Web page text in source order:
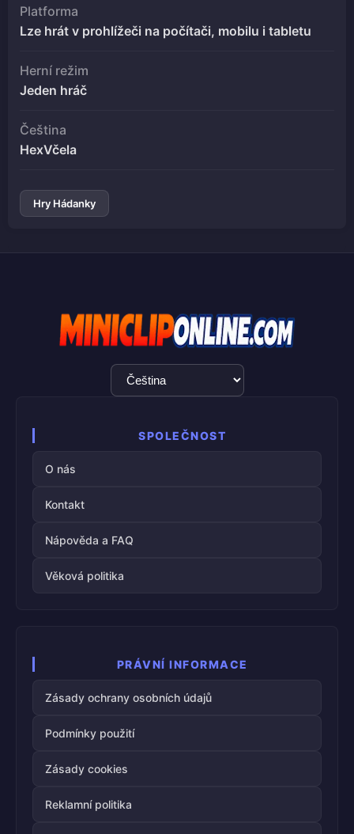
Platforma
Lze hrát v prohlížeči na počítači, mobilu i tabletu
Herní režim
Jeden hráč
Čeština
HexVčela
Hry Hádanky
Výběr
jazyka
SPOLEČNOST
O nás
Kontakt
Nápověda a FAQ
Věková politika
PRÁVNÍ INFORMACE
Zásady ochrany osobních údajů
Podmínky použití
Zásady cookies
Reklamní politika